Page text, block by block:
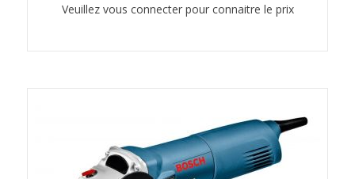
Veuillez vous connecter pour connaitre le prix